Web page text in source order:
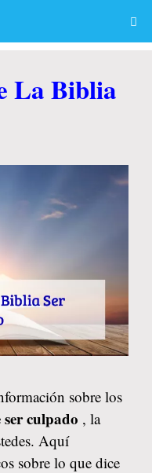
La Biblia
sobre los
culpado , la
Aquí
sobre lo que dice